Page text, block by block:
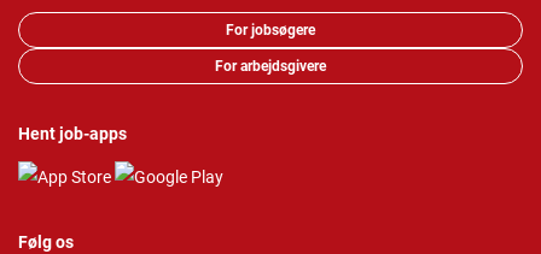
For jobsøgere
For arbejdsgivere
Hent job-apps
Følg os